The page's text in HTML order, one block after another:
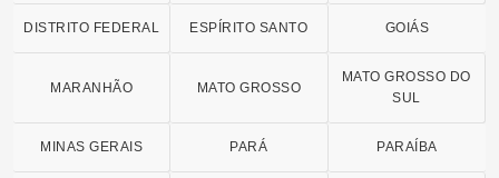
DISTRITO FEDERAL ESPÍRITO SANTO GOIÁS
MARANHÃO MATO GROSSO
MATO GROSSO DO
SUL
MINAS GERAIS PARÁ PARAÍBA